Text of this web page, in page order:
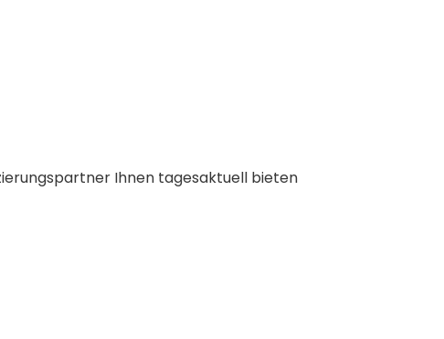
Ihnen tagesaktuell bieten